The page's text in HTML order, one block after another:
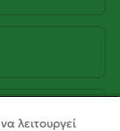
λειτουργεί